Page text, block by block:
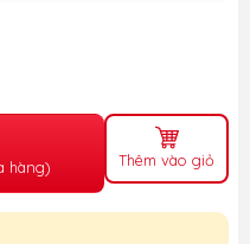
hàng) Thêm vào giỏ